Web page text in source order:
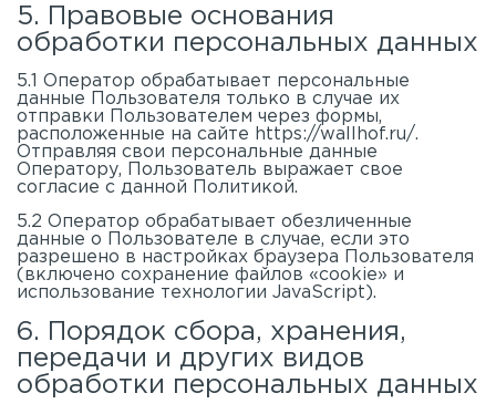
5. Правовые основания
обработки персональных данных
5.1 Оператор обрабатывает персональные
данные Пользователя только в случае их
отправки Пользователем через формы,
расположенные на сайте https://wallhof.ru/.
Отправляя свои персональные данные
Оператору, Пользователь выражает свое
согласие с данной Политикой.
5.2 Оператор обрабатывает обезличенные
данные о Пользователе в случае, если это
разрешено в настройках браузера Пользователя
(включено сохранение файлов «cookie» и
использование технологии JavaScript).
6. Порядок сбора, хранения,
передачи и других видов
обработки персональных данных